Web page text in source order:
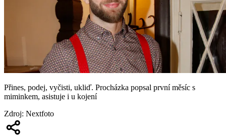
Přines, podej, vyčisti, ukliď. Procházka popsal první měsíc s
miminkem, asistuje i u kojení
Zdroj: Nextfoto